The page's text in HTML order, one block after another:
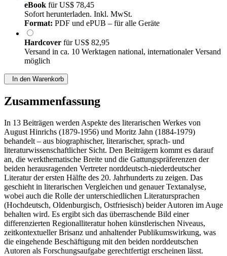
eBook fürUS$ 78,45
Sofort herunterladen. Inkl. MwSt.
Format: PDF und ePUB – für alle Geräte
Hardcover fürUS$ 82,95
Versand in ca. 10 Werktagen national, internationaler Versand
möglich
In den Warenkorb
Zusammenfassung
In 13 Beiträgen werden Aspekte des literarischen Werkes von
August Hinrichs (1879-1956) und Moritz Jahn (1884-1979)
behandelt – aus biographischer, literarischer, sprach- und
literaturwissenschaftlicher Sicht. Den Beiträgern kommt es darauf
an, die werkthematische Breite und die Gattungspräferenzen der
beiden herausragenden Vertreter norddeutsch-niederdeutscher
Literatur der ersten Hälfte des 20. Jahrhunderts zu zeigen. Das
geschieht in literarischen Vergleichen und genauer Textanalyse,
wobei auch die Rolle der unterschiedlichen Literatursprachen
(Hochdeutsch, Oldenburgisch, Ostfriesisch) beider Autoren im Auge
behalten wird. Es ergibt sich das überraschende Bild einer
differenzierten Regionalliteratur hohen künstlerischen Niveaus,
zeitkontextueller Brisanz und anhaltender Publikumswirkung, was
die eingehende Beschäftigung mit den beiden norddeutschen
Autoren als Forschungsaufgabe gerechtfertigt erscheinen lässt.